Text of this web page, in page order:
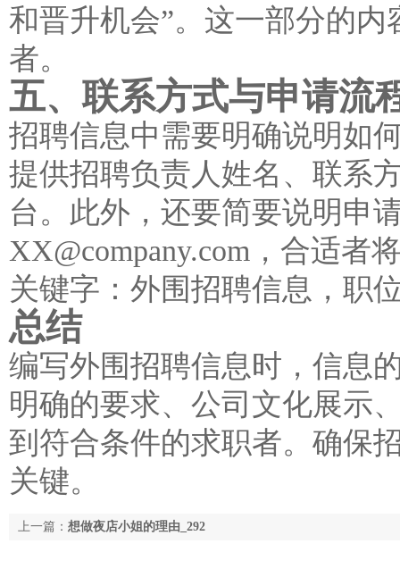
和晋升机会”。这一部分的
者。
五、联系方式与申请流
招聘信息中需要明确说明如
提供招聘负责人姓名、联系
台。此外，还要简要说明申
XX@company.com，合适者
关键字：外围招聘信息，职
总结
编写外围招聘信息时，信息
明确的要求、公司文化展示
到符合条件的求职者。确保
关键。
上一篇： 想做夜店小姐的理由_292